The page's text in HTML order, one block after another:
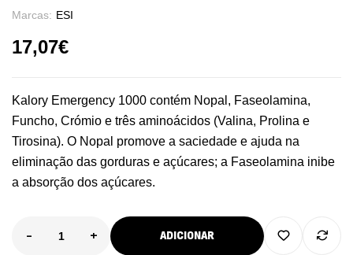
Marcas: ESI
17,07€
Kalory Emergency 1000 contém Nopal, Faseolamina,
Funcho, Crómio e três aminoácidos (Valina, Prolina e
Tirosina). O Nopal promove a saciedade e ajuda na
eliminação das gorduras e açúcares; a Faseolamina inibe
a absorção dos açúcares.
- + ADICIONAR